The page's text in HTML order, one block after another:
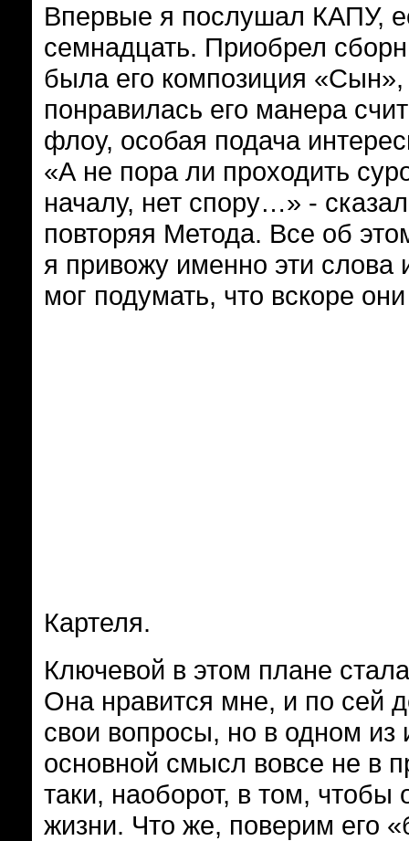
Впервые я послушал КАПУ,
семнадцать. Приобрел
была его композиция
понравилась его манера
флоу, особая подача
«А не пора ли проходить
началу, нет спору…» -
повторяя Метода. Все об
я привожу именно эти
мог подумать, что вскоре
Картеля.
Ключевой в этом плане
Она нравится мне, и по сей
свои вопросы, но в одном
основной смысл вовсе не в
таки, наоборот, в том, чтобы
жизни. Что же, поверим его